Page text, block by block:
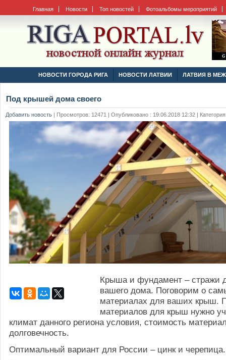
Главная Новости Топ новостей Фотоальбомы мероприятий
НОВОСТИ ГОРОДА РИГА НОВОСТИ ЛАТВИИ ЛАТВИЯ В
Под крышей дома своего
Добавить новость | Просмотров: 12471 | Опубликовано : 19.06.2018 12:32 |
Крыша и фундамент – стражи
вашего дома. Поговорим о
материалах для ваших крыш.
материалов для крыш нужно
климат данного региона условия, стоимость
долговечность.
Оптимальный вариант для России – цинк и черепица.